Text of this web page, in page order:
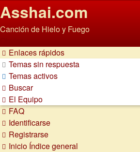
Asshai.com
Canción de Hielo y Fuego
Enlaces rápidos
Temas sin respuesta
Temas activos
Buscar
El Equipo
FAQ
Identificarse
Registrarse
Inicio Índice general